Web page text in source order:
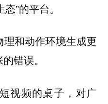
”的平台。
和动作环境生成更
错误。
视频的桌子，对广